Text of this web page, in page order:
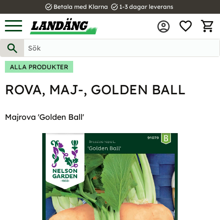
Meny
task_alt Betala med Klarna task_alt 1-3 dagar leverans
ALLA PRODUKTER
ROVA, MAJ-, GOLDEN BALL
Majrova 'Golden Ball'